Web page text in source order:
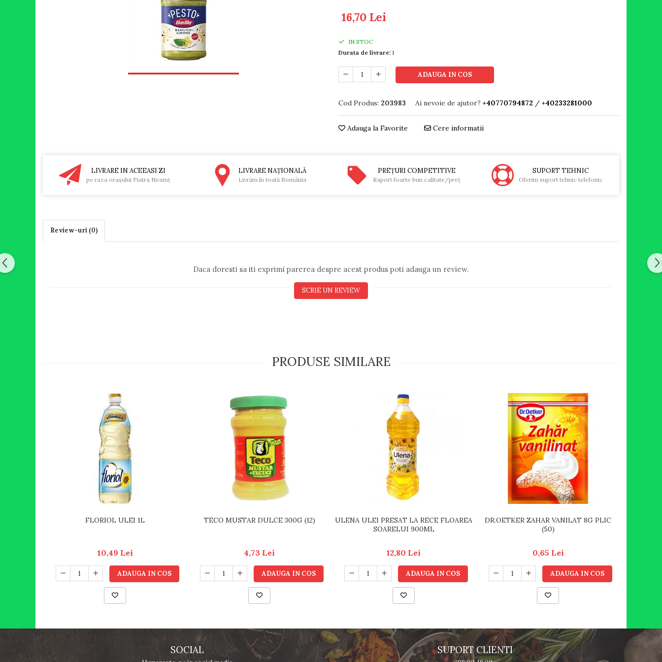
16,70 Lei
IN STOC
Durata de livrare: 1
ADAUGA IN COS
Cod Produs: 203983 Ai nevoie de ajutor? +40770794872 / +40233281000
Adauga la Favorite Cere informatii
LIVRARE IN ACEEASI ZI
pe raza oraşului Piatra Neamţ
LIVRARE NAŢIONALĂ
Livrăm în toată România
PREŢURI COMPETITIVE
Raport foarte bun calitate/preţ
SUPORT TEHNIC
Oferim suport tehnic telefonic
Review-uri (0)
Daca doresti sa iti exprimi parerea despre acest produs poti adauga un review.
SCRIE UN REVIEW
PRODUSE SIMILARE
FLORIOL ULEI 1L
10,49 Lei
ADAUGA IN COS
TECO MUSTAR DULCE 300G (12)
4,73 Lei
ADAUGA IN COS
ULENA ULEI PRESAT LA RECE FLOAREA
SOARELUI 900ML
12,80 Lei
ADAUGA IN COS
DR.OETKER ZAHAR VANILAT 8G PLIC
(50)
0,65 Lei
ADAUGA IN COS
SOCIAL SUPORT CLIENTI